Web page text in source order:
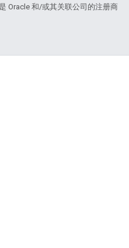
Oracle 和/或其关联公司的注册商